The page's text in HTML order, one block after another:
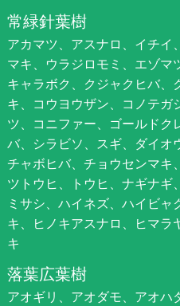
常緑針葉樹
アカマツ、アスナロ、イチイ
マキ、ウラジロモミ、エゾマ
キャラボク、クジャクヒバ、
キ、コウヨウザン、コノテガ
ツ、コニファー、ゴールドク
バ、シラビソ、スギ、ダイオ
チャボヒバ、チョウセンマキ
ツトウヒ、トウヒ、ナギナ
ミサシ、ハイネズ、ハイビ
キ、ヒノキアスナロ、ヒマラ
キ
落葉広葉樹
アオギリ、アオダモ、アオハ